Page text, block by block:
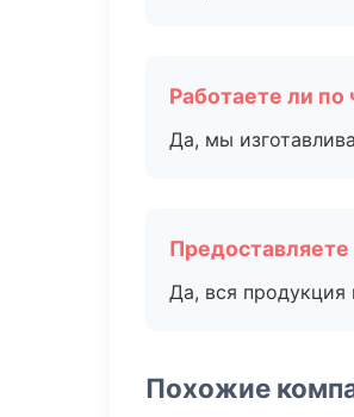
Работаете ли по
Да, мы
Да, вся продукция
Похожие